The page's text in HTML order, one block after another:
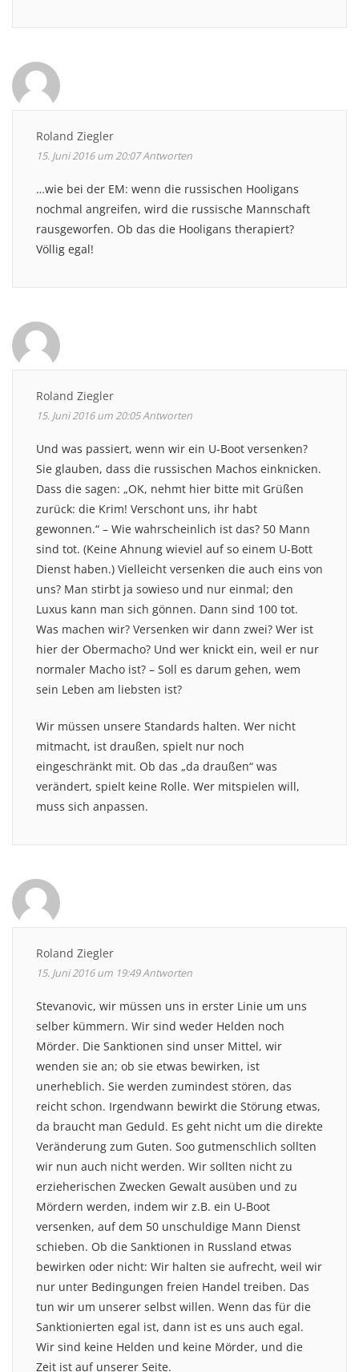
Roland Ziegler
15. Juni 2016 um 20:07Antworten
…wie bei der EM: wenn die russischen Hooligans
nochmal angreifen, wird die russische Mannschaft
rausgeworfen. Ob das die Hooligans therapiert?
Völlig egal!
Roland Ziegler
15. Juni 2016 um 20:05Antworten
Und was passiert, wenn wir ein U-Boot versenken?
Sie glauben, dass die russischen Machos einknicken.
Dass die sagen: „OK, nehmt hier bitte mit Grüßen
zurück: die Krim! Verschont uns, ihr habt
gewonnen.“ – Wie wahrscheinlich ist das? 50 Mann
sind tot. (Keine Ahnung wieviel auf so einem U-Bott
Dienst haben.) Vielleicht versenken die auch eins von
uns? Man stirbt ja sowieso und nur einmal; den
Luxus kann man sich gönnen. Dann sind 100 tot.
Was machen wir? Versenken wir dann zwei? Wer ist
hier der Obermacho? Und wer knickt ein, weil er nur
normaler Macho ist? – Soll es darum gehen, wem
sein Leben am liebsten ist?
Wir müssen unsere Standards halten. Wer nicht
mitmacht, ist draußen, spielt nur noch
eingeschränkt mit. Ob das „da draußen“ was
verändert, spielt keine Rolle. Wer mitspielen will,
muss sich anpassen.
Roland Ziegler
15. Juni 2016 um 19:49Antworten
Stevanovic, wir müssen uns in erster Linie um uns
selber kümmern. Wir sind weder Helden noch
Mörder. Die Sanktionen sind unser Mittel, wir
wenden sie an; ob sie etwas bewirken, ist
unerheblich. Sie werden zumindest stören, das
reicht schon. Irgendwann bewirkt die Störung etwas,
da braucht man Geduld. Es geht nicht um die direkte
Veränderung zum Guten. Soo gutmenschlich sollten
wir nun auch nicht werden. Wir sollten nicht zu
erzieherischen Zwecken Gewalt ausüben und zu
Mördern werden, indem wir z.B. ein U-Boot
versenken, auf dem 50 unschuldige Mann Dienst
schieben. Ob die Sanktionen in Russland etwas
bewirken oder nicht: Wir halten sie aufrecht, weil wir
nur unter Bedingungen freien Handel treiben. Das
tun wir um unserer selbst willen. Wenn das für die
Sanktionierten egal ist, dann ist es uns auch egal.
Wir sind keine Helden und keine Mörder, und die
Zeit ist auf unserer Seite.